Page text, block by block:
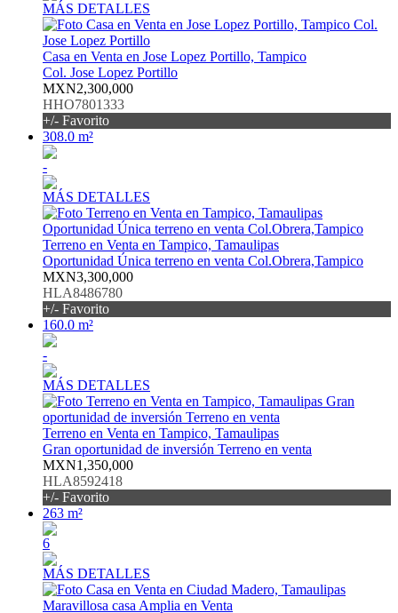
MÁS DETALLES
Casa en Venta en Jose Lopez Portillo, Tampico
Col. Jose Lopez Portillo
MXN2,300,000
HHO7801333
+/- Favorito
308.0 m²
-
MÁS DETALLES
Terreno en Venta en Tampico, Tamaulipas
Oportunidad Única terreno en venta Col.Obrera,Tampico
MXN3,300,000
HLA8486780
+/- Favorito
160.0 m²
-
MÁS DETALLES
Terreno en Venta en Tampico, Tamaulipas
Gran oportunidad de inversión Terreno en venta
MXN1,350,000
HLA8592418
+/- Favorito
263 m²
6
MÁS DETALLES